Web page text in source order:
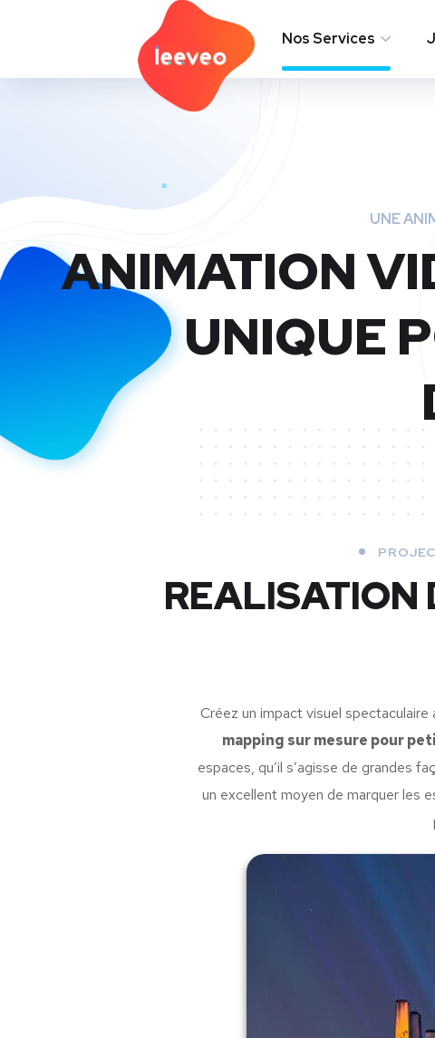
Nos Services
UNE
ANIMATION
UNIQUE
REALISATION
Créez un impact visuel
mapping sur mesure pour
espaces, qu’il s’agisse de grandes
un excellent moyen de marquer les